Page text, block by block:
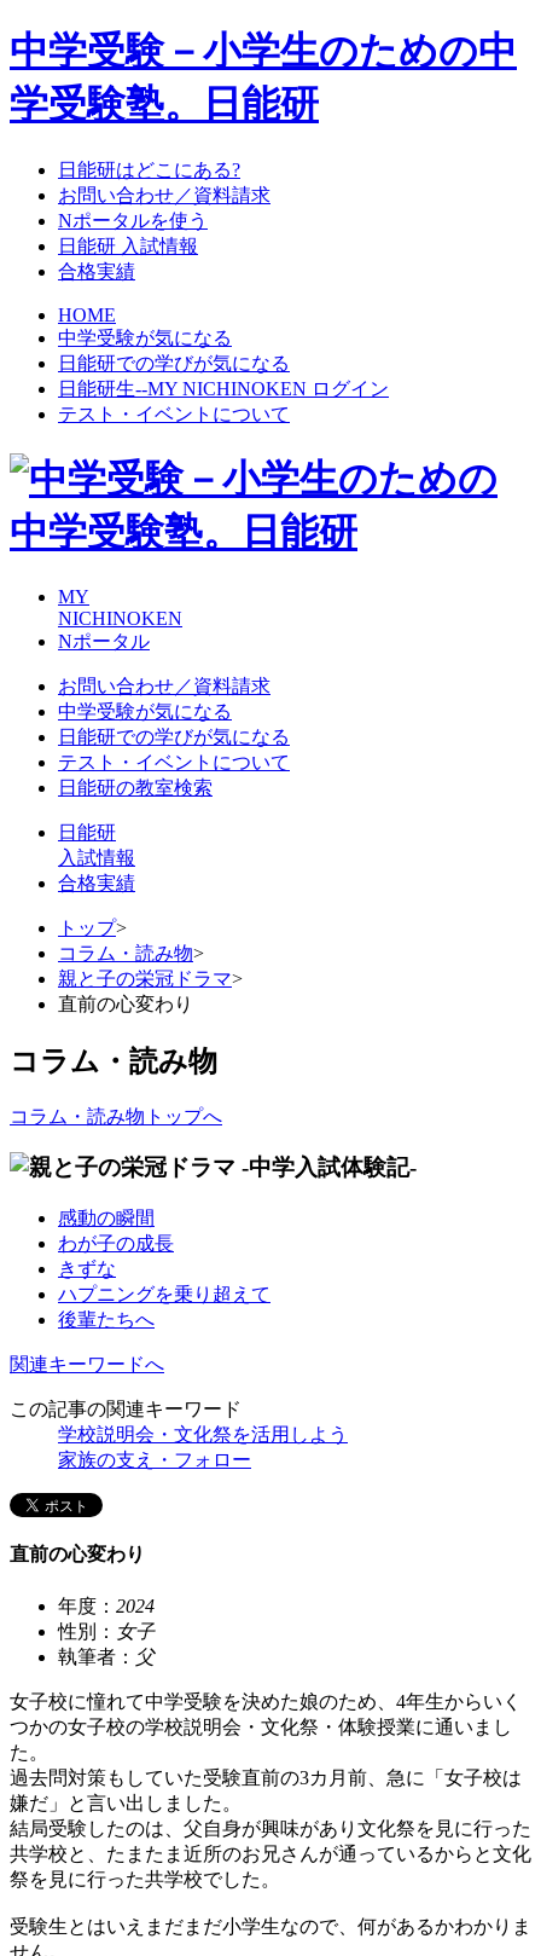
中学受験－小学生のための中
学受験塾。日能研
日能研はどこにある?
お問い合わせ／資料請求
Nポータルを使う
日能研 入試情報
合格実績
HOME
中学受験が気になる
日能研での学びが気になる
日能研生--MY NICHINOKEN ログイン
テスト・イベントについて
MY
NICHINOKEN
Nポータル
お問い合わせ／資料請求
中学受験が気になる
日能研での学びが気になる
テスト・イベントについて
日能研の教室検索
日能研
入試情報
合格実績
トップ>
コラム・読み物>
親と子の栄冠ドラマ>
直前の心変わり
コラム・読み物
コラム・読み物トップへ
感動の瞬間
わが子の成長
きずな
ハプニングを乗り超えて
後輩たちへ
関連キーワードへ
この記事の関連キーワード
学校説明会・文化祭を活用しよう
家族の支え・フォロー
直前の心変わり
年度： 2024
性別： 女子
執筆者： 父
女子校に憧れて中学受験を決めた娘のため、4年生からいく
つかの女子校の学校説明会・文化祭・体験授業に通いまし
た。
過去問対策もしていた受験直前の3カ月前、急に「女子校は
嫌だ」と言い出しました。
結局受験したのは、父自身が興味があり文化祭を見に行った
共学校と、たまたま近所のお兄さんが通っているからと文化
祭を見に行った共学校でした。
受験生とはいえまだまだ小学生なので、何があるかわかりま
せん。